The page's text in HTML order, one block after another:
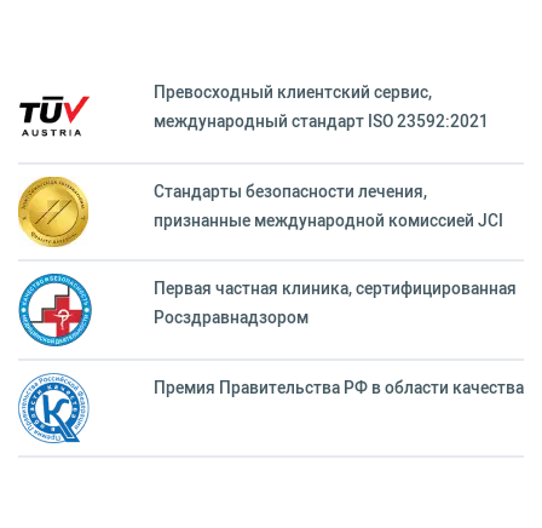
Превосходный клиентский сервиc,
международный стандарт ISO 23592:2021
Стандарты безопасности лечения,
признанные международной комиссией JCI
Первая частная клиника, сертифицированная
Росздравнадзором
Премия Правительства РФ в области качества